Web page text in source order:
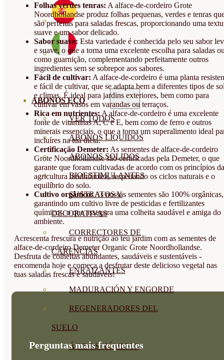
ABONOS ECO
VER TODOS
ABONOS LÍQUIDOS
ABONOS SOLIDOS
BIOESTIMULANTES
SUSTRATOS Y
DECORATIVAS
CORRECTORES DE
CARENCIAS
ENRAIZANTES
MADURACIÓN Y ENGORDE
REGENERADORES DEL
SUELO
ÁCIDOS HÚMICOS
Folhas verdes tenras: A alface-de-cordeiro Grote
Noordhollandse produz folhas pequenas, verdes e tenras
são perfeitas para saladas frescas, proporcionando uma
suave e um sabor delicado.
Sabor suave: Esta variedade é conhecida pelo seu sabor
e suave, o que a torna uma excelente escolha para saladas
como guarnição, complementando perfeitamente outros
ingredientes sem se sobrepor aos sabores.
Fácil de cultivar: A alface-de-cordeiro é uma planta
e fácil de cultivar, que se adapta bem a diferentes tipos de
e climas. É ideal para jardins exteriores, bem como para
cultivar em vasos em varandas ou terraços.
Rica em nutrientes: A alface-de-cordeiro é uma excelente
fonte de vitaminas A, C e E, bem como de ferro e outros
minerais essenciais, o que a torna um superalimento ideal
incluíres na tua dieta.
Certificação Demeter: As sementes de alface-de-cordeiro
Grote Noordhollandse são certificadas pela Demeter, o que
garante que foram cultivadas de acordo com os princípios da
agricultura biodinâmica, respeitando os ciclos naturais e o
equilíbrio do solo.
Cultivo orgânico:As nossas sementes são 100% orgânicas,
garantindo um cultivo livre de pesticidas e fertilizantes
químicos, o que assegura uma colheita saudável e amiga do
ambiente.
Acrescenta frescura e nutrição ao teu jardim com as sementes de
alface-de-cordeiro Demeter Organic Grote Noordhollandse.
Desfruta de colheitas abundantes, saudáveis e sustentáveis -
encomenda hoje e começa a desfrutar deste delicioso vegetal nas
tuas saladas frescas e saudáveis!
Perguntas mais frequentes